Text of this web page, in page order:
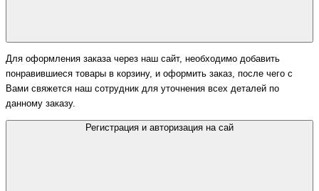
Для оформления заказа через наш сайт, необходимо добавить
понравившиеся товары в корзину, и оформить заказ, после чего с
Вами свяжется наш сотрудник для уточнения всех деталей по
данному заказу.
Регистрация и авторизация на сай